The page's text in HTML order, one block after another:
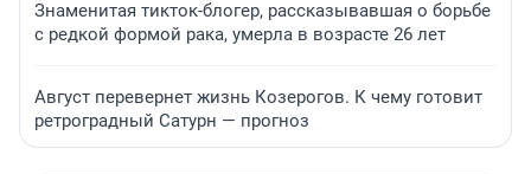
Знаменитая тикток-блогер, рассказывавшая о борьбе
с редкой формой рака, умерла в возрасте 26 лет
Август перевернет жизнь Козерогов. К чему готовит
ретроградный Сатурн — прогноз